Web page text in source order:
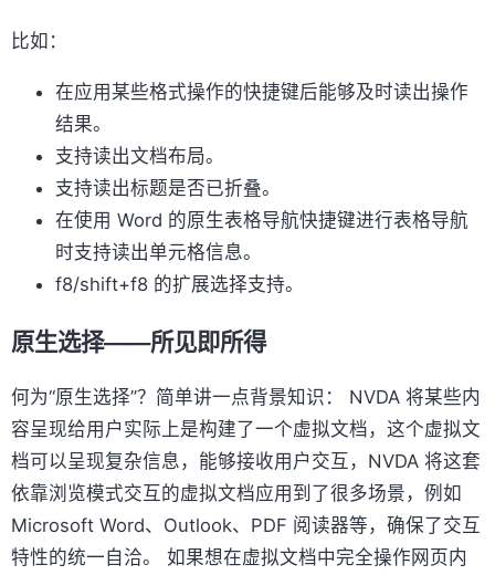
比如：
在应用某些格式操作的快捷键后能够及时读出操作
结果。
支持读出文档布局。
支持读出标题是否已折叠。
在使用 Word 的原生表格导航快捷键进行表格导航
时支持读出单元格信息。
f8/shift+f8 的扩展选择支持。
原生选择——所见即所得
何为“原生选择”？简单讲一点背景知识： NVDA 将某些内
容呈现给用户实际上是构建了一个虚拟文档，这个虚拟文
档可以呈现复杂信息，能够接收用户交互，NVDA 将这套
依靠浏览模式交互的虚拟文档应用到了很多场景，例如
Microsoft Word、Outlook、PDF 阅读器等，确保了交互
特性的统一自洽。 如果想在虚拟文档中完全操作网页内